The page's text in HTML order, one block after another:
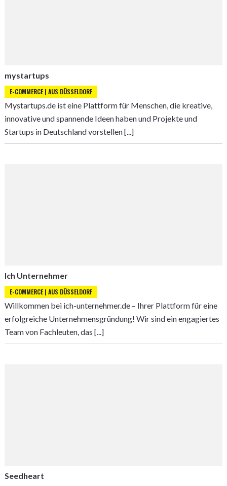
mystartups
E-COMMERCE | AUS DÜSSELDORF
Mystartups.de ist eine Plattform für Menschen, die kreative,
innovative und spannende Ideen haben und Projekte und
Startups in Deutschland vorstellen [...]
Ich Unternehmer
E-COMMERCE | AUS DÜSSELDORF
Willkommen bei ich-unternehmer.de – Ihrer Plattform für eine
erfolgreiche Unternehmensgründung! Wir sind ein engagiertes
Team von Fachleuten, das [...]
Seedheart